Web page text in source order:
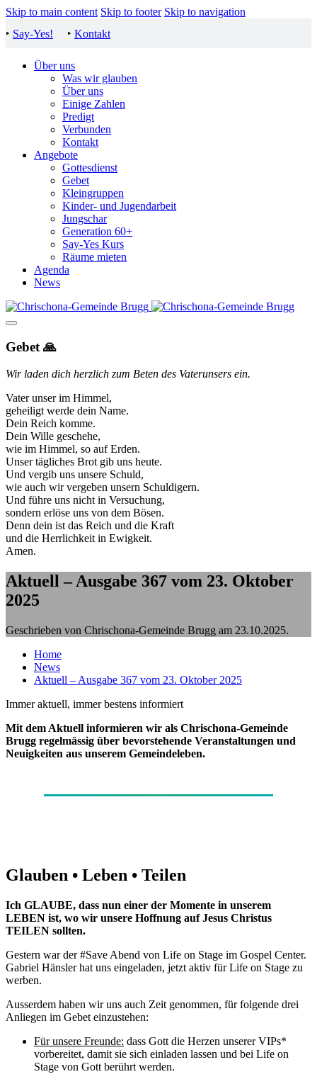
Skip to main content Skip to footer Skip to navigation
‣ Say-Yes! ‣ Kontakt
Über uns
Was wir glauben
Über uns
Einige Zahlen
Predigt
Verbunden
Kontakt
Angebote
Gottesdienst
Gebet
Kleingruppen
Kinder- und Jugendarbeit
Jungschar
Generation 60+
Say-Yes Kurs
Räume mieten
Agenda
News
Gebet 🙏
Wir laden dich herzlich zum Beten des Vaterunsers ein.
Vater unser im Himmel,
geheiligt werde dein Name.
Dein Reich komme.
Dein Wille geschehe,
wie im Himmel, so auf Erden.
Unser tägliches Brot gib uns heute.
Und vergib uns unsere Schuld,
wie auch wir vergeben unsern Schuldigern.
Und führe uns nicht in Versuchung,
sondern erlöse uns von dem Bösen.
Denn dein ist das Reich und die Kraft
und die Herrlichkeit in Ewigkeit.
Amen.
Aktuell – Ausgabe 367 vom 23. Oktober
2025
Geschrieben von Chrischona-Gemeinde Brugg am 23.10.2025.
Home
News
Aktuell – Ausgabe 367 vom 23. Oktober 2025
Immer aktuell, immer bestens informiert
Mit dem Aktuell informieren wir als Chrischona-Gemeinde
Brugg regelmässig über bevorstehende Veranstaltungen und
Neuigkeiten aus unserem Gemeindeleben.
Glauben • Leben • Teilen
Ich GLAUBE, dass nun einer der Momente in unserem
LEBEN ist, wo wir unsere Hoffnung auf Jesus Christus
TEILEN sollten.
Gestern war der #Save Abend von Life on Stage im Gospel Center.
Gabriel Hänsler hat uns eingeladen, jetzt aktiv für Life on Stage zu
werben.
Ausserdem haben wir uns auch Zeit genommen, für folgende drei
Anliegen im Gebet einzustehen:
Für unsere Freunde: dass Gott die Herzen unserer VIPs*
vorbereitet, damit sie sich einladen lassen und bei Life on
Stage von Gott berührt werden.